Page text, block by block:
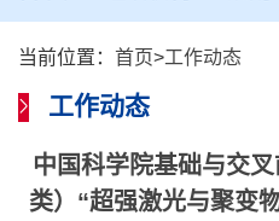
当前位置： 首页>工作动态
工作动态
中国科学院基础与交
类）“超强激光与聚变